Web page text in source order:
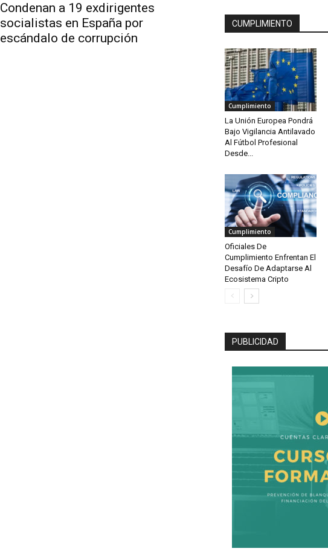
Condenan a 19 exdirigentes
socialistas en España por
escándalo de corrupción
CUMPLIMIENTO
Cumplimiento
La Unión Europea Pondrá
Bajo Vigilancia Antilavado
Al Fútbol Profesional
Desde...
Cumplimiento
Oficiales De
Cumplimiento Enfrentan El
Desafío De Adaptarse Al
Ecosistema Cripto
PUBLICIDAD